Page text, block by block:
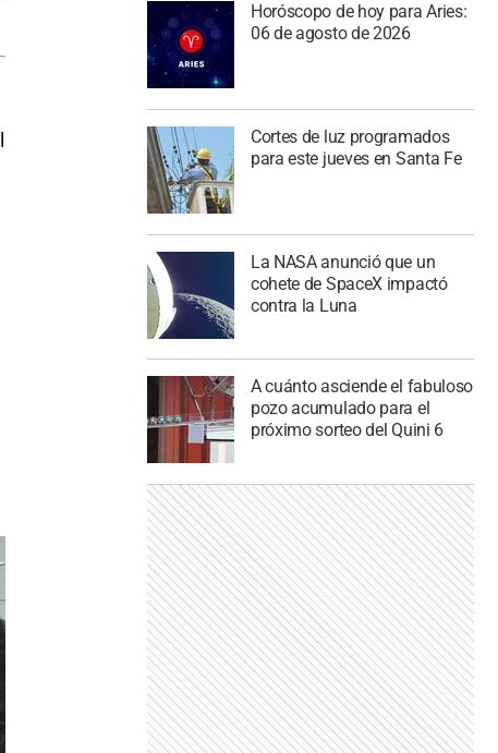
Horóscopo de hoy para Aries:
06 de agosto de 2026
Cortes de luz programados
para este jueves en Santa Fe
La NASA anunció que un
cohete de SpaceX impactó
contra la Luna
A cuánto asciende el fabuloso
pozo acumulado para el
próximo sorteo del Quini 6